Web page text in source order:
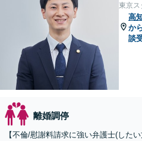
東京ス
高
か
談
離婚調停
【不倫/慰謝料請求に強い弁護士(した